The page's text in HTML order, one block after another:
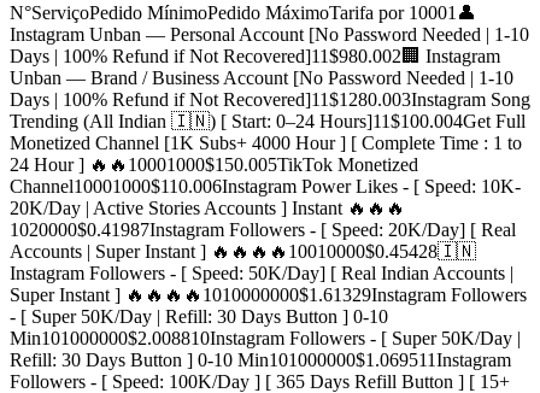
N°ServiçoPedido MínimoPedido MáximoTarifa por 10001 👤
Instagram Unban — Personal Account [No Password Needed | 1-10
Days | 100% Refund if Not Recovered]11$980.002 🏢 Instagram
Unban — Brand / Business Account [No Password Needed | 1-10
Days | 100% Refund if Not Recovered]11$1280.003Instagram Song
Trending (All Indian 🇮🇳) [ Start: 0–24 Hours]11$100.004Get Full
Monetized Channel [1K Subs+ 4000 Hour ] [ Complete Time : 1 to
24 Hour ] 🔥🔥 10001000$150.005TikTok Monetized
Channel10001000$110.006Instagram Power Likes - [ Speed: 10K-
20K/Day | Active Stories Accounts ] Instant 🔥🔥🔥
1020000$0.41987Instagram Followers - [ Speed: 20K/Day] [ Real
Accounts | Super Instant ] 🔥🔥🔥🔥 10010000$0.45428🇮🇳
Instagram Followers - [ Speed: 50K/Day] [ Real Indian Accounts |
Super Instant ] 🔥🔥🔥🔥 1010000000$1.61329Instagram Followers
- [ Super 50K/Day | Refill: 30 Days Button ] 0-10
Min101000000$2.008810Instagram Followers - [ Super 50K/Day |
Refill: 30 Days Button ] 0-10 Min101000000$1.069511Instagram
Followers - [ Speed: 100K/Day ] [ 365 Days Refill Button ] [ 15+